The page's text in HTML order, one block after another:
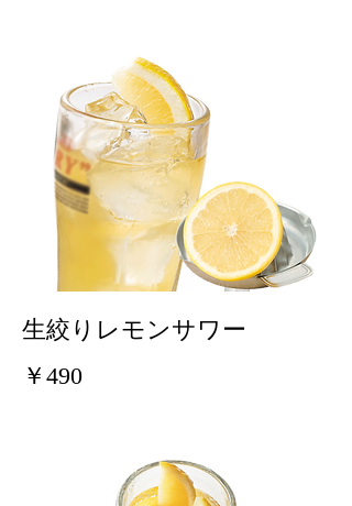
生絞りレモンサワー
￥490